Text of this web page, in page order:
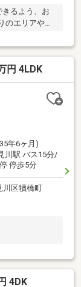
るよう、お
エリアや条
リフォーム会
ムまでお任せ
責となりま
円 4LDK
年6ヶ月)
川駅 バス15分/
停歩5分
川区犢橋町
4DK